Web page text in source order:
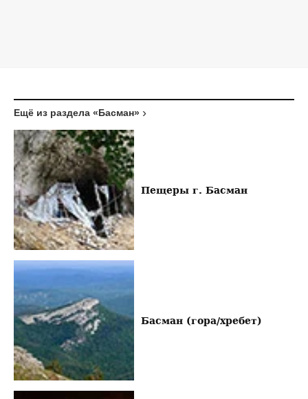
Ещё из раздела «Басман»
Пещеры г. Басман
Басман (гора/хребет)